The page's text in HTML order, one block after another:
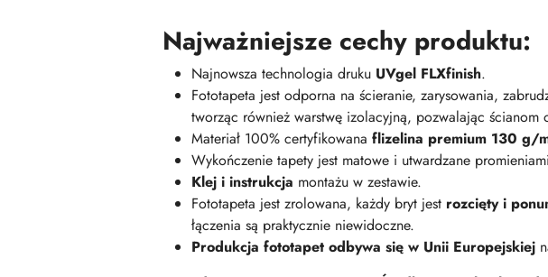
Najważniejsze cechy produktu:
Najnowsza technologia druku UVgel FLXfinish.
Fototapeta jest odporna na ścieranie, zarysowania,
tworząc również warstwę izolacyjną, pozwalając ścianom
Materiał 100% certyfikowana flizelina premium 130 g/
Wykończenie tapety jest matowe i utwardzane
Klej i instrukcja montażu w zestawie.
Fototapeta jest zrolowana, każdy bryt jest rozcięty i
łączenia są praktycznie niewidoczne.
Produkcja fototapet odbywa się w Unii Europejskiej